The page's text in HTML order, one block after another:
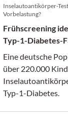
Inselautoantikörper-
Vorbelastung?
Frühscreening
Typ-1-Diabetes-
Eine deutsche
über 220.000
Typ-1-Diabetes.